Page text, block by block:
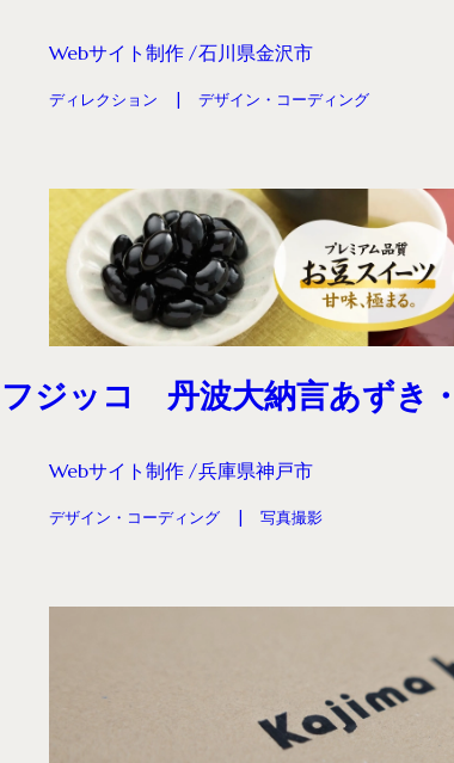
Webサイト制作 石川県金沢市
ディレクション デザイン・コーディング
フジッコ 丹波大納言あずき
Webサイト制作 兵庫県神戸市
デザイン・コーディング 写真撮影